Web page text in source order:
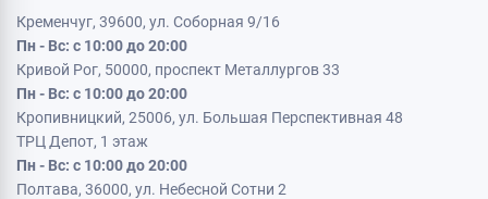
Кременчуг, 39600, ул. Соборная 9/16
Пн - Вс: с 10:00 до 20:00
Кривой Рог, 50000, проспект Металлургов 33
Пн - Вс: с 10:00 до 20:00
Кропивницкий, 25006, ул. Большая Перспективная 48
ТРЦ Депот, 1 этаж
Пн - Вс: с 10:00 до 20:00
Полтава, 36000, ул. Небесной Сотни 2